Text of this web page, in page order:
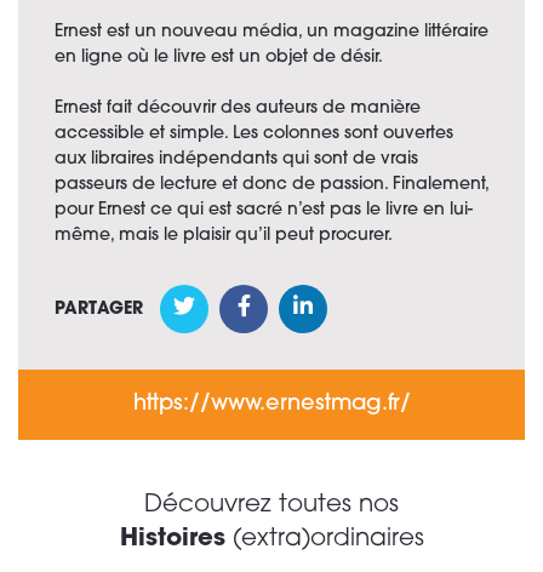
Ernest est un nouveau média, un magazine littéraire
en ligne où le livre est un objet de désir.
Ernest fait découvrir des auteurs de manière
accessible et simple. Les colonnes sont ouvertes
aux libraires indépendants qui sont de vrais
passeurs de lecture et donc de passion. Finalement,
pour Ernest ce qui est sacré n’est pas le livre en lui-
même, mais le plaisir qu’il peut procurer.
PARTAGER
https://www.ernestmag.fr/
Découvrez toutes nos
Histoires(extra)ordinaires